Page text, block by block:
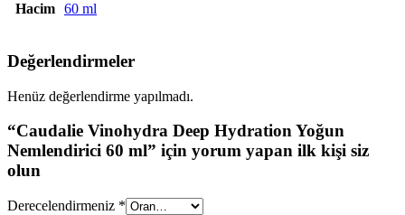
Hacim 60 ml
Değerlendirmeler
Henüz değerlendirme yapılmadı.
“Caudalie Vinohydra Deep Hydration Yoğun
Nemlendirici 60 ml” için yorum yapan ilk kişi siz
olun
Derecelendirmeniz *